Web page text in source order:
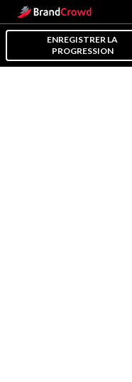
ENREGISTRER LA
PROGRESSION